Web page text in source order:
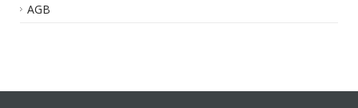
AGB